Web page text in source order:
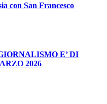
con San Francesco
E’ DI
2026